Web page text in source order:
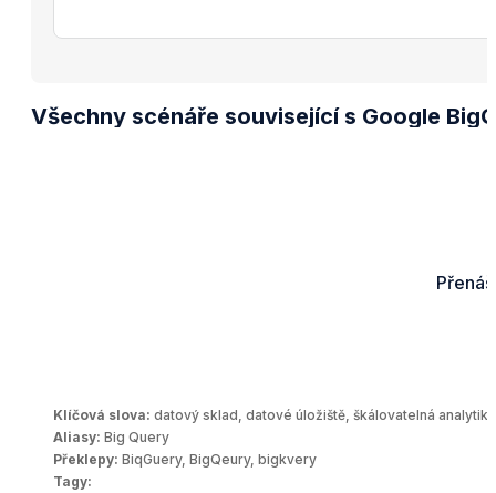
Všechny scénáře související s Google
Klíčová slova: datový sklad, datové úložiště, škálovatelná
Aliasy: Big Query
Překlepy: BiqGuery, BigQeury, bigkvery
Tagy: